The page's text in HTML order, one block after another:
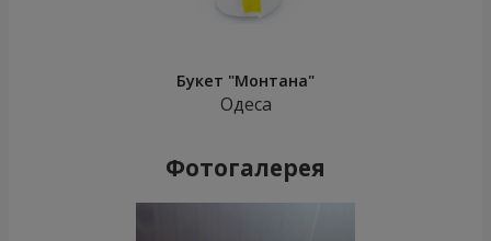
Букет "Монтана"
Одеса
Фотогалерея